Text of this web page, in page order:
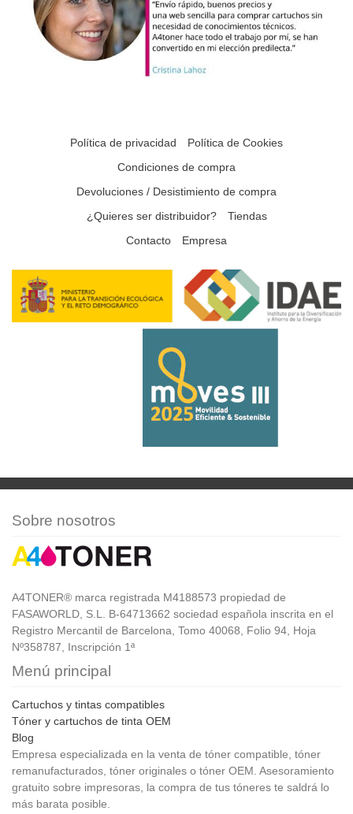
Política de privacidad
Política de Cookies
Condiciones de compra
Devoluciones / Desistimiento de compra
¿Quieres ser distribuidor?
Tiendas
Contacto
Empresa
Sobre nosotros
A4TONER® marca registrada M4188573 propiedad de
FASAWORLD, S.L. B-64713662 sociedad española inscrita en el
Registro Mercantil de Barcelona, Tomo 40068, Folio 94, Hoja
Nº358787, Inscripción 1ª
Menú principal
Cartuchos y tintas compatibles
Tóner y cartuchos de tinta OEM
Blog
Empresa especializada en la venta de tóner compatible, tóner
remanufacturados, tóner originales o tóner OEM. Asesoramiento
gratuito sobre impresoras, la compra de tus tóneres te saldrá lo
más barata posible.